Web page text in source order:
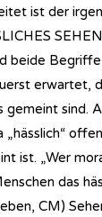
ist der
beide
erwartet,
gemeint sind.
ist. „Wer
das
CM)